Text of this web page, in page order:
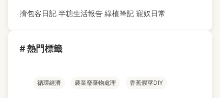
揹包客日記 半糖生活報告 綠植筆記 寵奴日常
# 熱門標籤
循環經濟 農業廢棄物處理 香蕉假莖DIY